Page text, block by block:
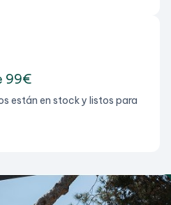
99€
están en stock y listos para